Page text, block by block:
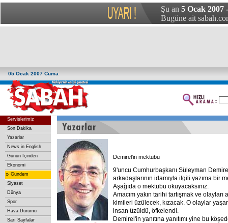
Şu an 5 Ocak 2007
Bugüne ait
05 Ocak 2007 Cuma
Servislerimiz
Son Dakika
Yazarlar
News in English
Günün İçinden
Ekonomi
» Gündem
Siyaset
Dünya
Spor
Hava Durumu
Sarı Sayfalar
Demirel'in mektubu
9'uncu Cumhurbaşkanı Süleyman
arkadaşlarının idamıyla ilgili yazıma bir
Aşağıda o mektubu okuyacaksınız.
Amacım yakın tarihi tartışmak ve olayları
kimileri üzülecek, kızacak. O olaylar
insan üzüldü, öfkelendi.
Demirel'in yanıtına yanıtımı yine bu